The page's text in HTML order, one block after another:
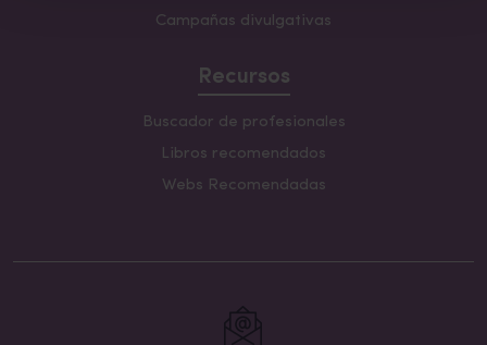
Campañas divulgativas
Recursos
Buscador de profesionales
Libros recomendados
Webs Recomendadas